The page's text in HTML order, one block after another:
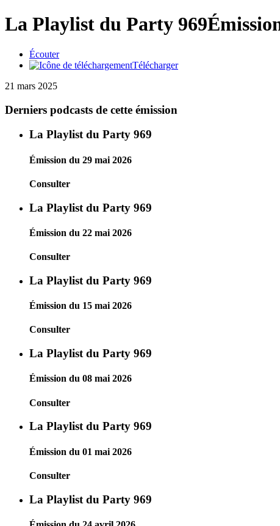
La Playlist du Party 969
Écouter
Télécharger
21 mars 2025
Derniers podcasts de cette émission
La Playlist du Party 969
Émission du 29 mai 2026
Consulter
La Playlist du Party 969
Émission du 22 mai 2026
Consulter
La Playlist du Party 969
Émission du 15 mai 2026
Consulter
La Playlist du Party 969
Émission du 08 mai 2026
Consulter
La Playlist du Party 969
Émission du 01 mai 2026
Consulter
La Playlist du Party 969